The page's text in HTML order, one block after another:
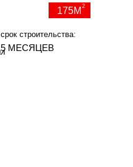
175М 2
срок строительства:
5 МЕСЯЦЕВ